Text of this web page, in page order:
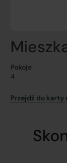
Pokoje
4
Przejdź do karty